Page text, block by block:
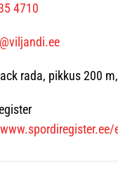
4710
rada, pikkus 200